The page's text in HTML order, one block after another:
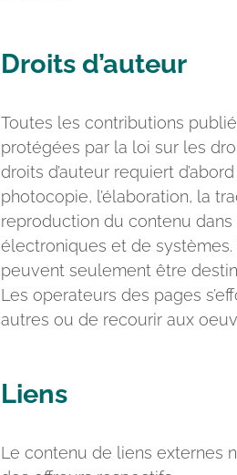
Droits d’auteur
Toutes les contributions
protégées par la loi sur les
droits d’auteur requiert
photocopie, l’élaboration, la
reproduction du contenu dans
électroniques et de
peuvent seulement être
Les operateurs des pages
autres ou de recourir aux
Liens
Le contenu de liens externes